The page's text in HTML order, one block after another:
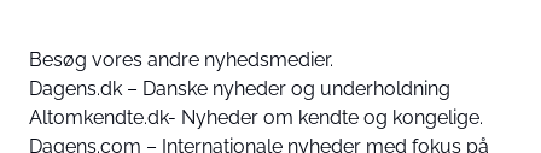
Besøg vores andre nyhedsmedier.
Dagens.dk – Danske nyheder og underholdning
Altomkendte.dk- Nyheder om kendte og kongelige.
Dagens.com – Internationale nyheder med fokus på